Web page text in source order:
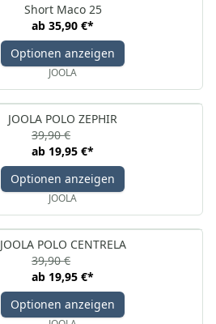
Short Maco 25
ab 35,90 €*
Optionen anzeigen
JOOLA
JOOLA POLO ZEPHIR
ab 19,95 €*
39,90 €
Optionen anzeigen
JOOLA
JOOLA POLO CENTRELA
ab 19,95 €*
39,90 €
Optionen anzeigen